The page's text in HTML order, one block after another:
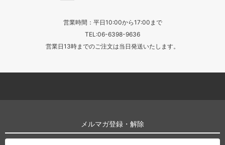
営業時間：平日10:00から17:00まで
TEL:06-6398-9636
営業日13時までのご注文は当日発送いたします。
メルマガ登録・解除